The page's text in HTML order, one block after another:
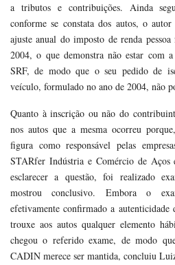
a tributos e contribuições. Ainda
conforme se constata dos autos, o autor
ajuste anual do imposto de renda
2004, o que demonstra não estar com
SRF, de modo que o seu pedido de
veículo, formulado no ano de 2004, não
Quanto à inscrição ou não do
nos autos que a mesma ocorreu
figura como responsável pelas
STARfer Indústria e Comércio de
esclarecer a questão, foi realizado
mostrou conclusivo. Embora o
efetivamente confirmado a autenticidade
trouxe aos autos qualquer elemento
chegou o referido exame, de modo
CADIN merece ser mantida, concluiu